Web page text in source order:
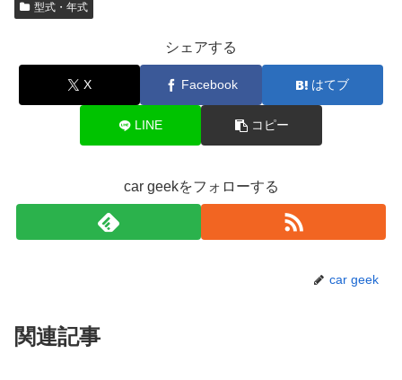
型式・年式
シェアする
X Facebook はてブ
LINE コピー
car geekをフォローする
car geek
関連記事